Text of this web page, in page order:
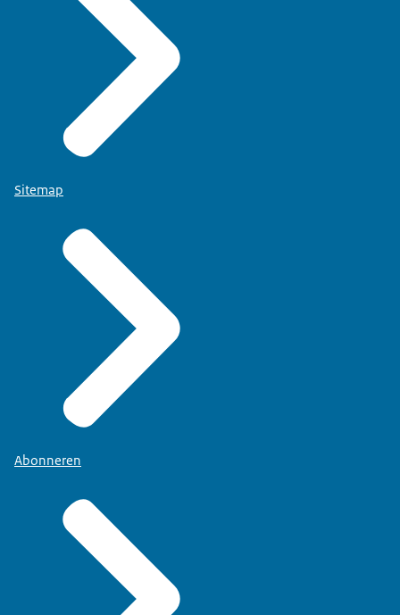
Sitemap
Abonneren